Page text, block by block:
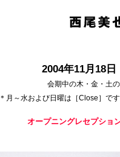
2004年11月18日
会期中の木・金・土
＊月～水および日曜は［Close］で
オープニングレセプショ